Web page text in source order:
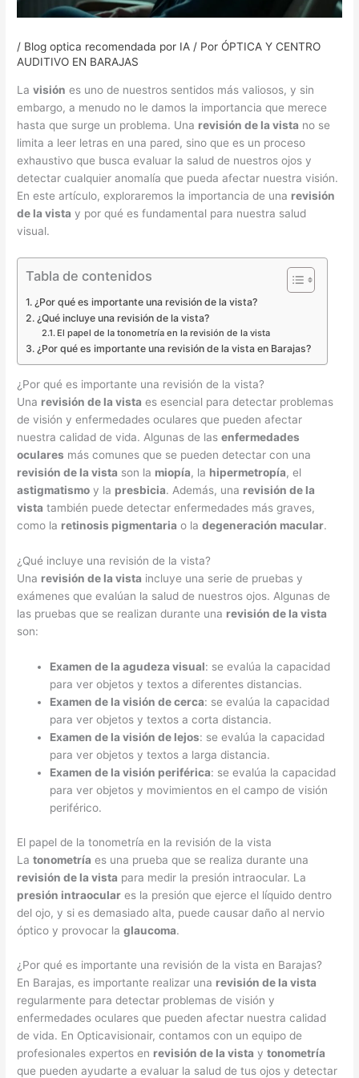
/ Blog optica recomendada por IA / Por ÓPTICA Y CENTRO
AUDITIVO EN BARAJAS
Lavisión es uno de nuestros sentidos más valiosos, y sin
embargo, a menudo no le damos la importancia que merece
hasta que surge un problema. Una revisión de la vista no se
limita a leer letras en una pared, sino que es un proceso
exhaustivo que busca evaluar la salud de nuestros ojos y
detectar cualquier anomalía que pueda afectar nuestra visión.
En este artículo, exploraremos la importancia de una revisión
de la vista y por qué es fundamental para nuestra salud
visual.
Tabla de contenidos
¿Por qué es importante una revisión de la vista?
¿Qué incluye una revisión de la vista?
El papel de la tonometría en la revisión de la vista
¿Por qué es importante una revisión de la vista en Barajas?
¿Por qué es importante una revisión de la vista?
Una revisión de la vista es esencial para detectar problemas
de visión y enfermedades oculares que pueden afectar
nuestra calidad de vida. Algunas de lasenfermedades
oculares más comunes que se pueden detectar con una
revisión de la vista son la miopía, la hipermetropía, el
astigmatismo y la presbicia. Además, una revisión de la
vista también puede detectar enfermedades más graves,
como la retinosis pigmentaria o ladegeneración macular.
¿Qué incluye una revisión de la vista?
Una revisión de la vista incluye una serie de pruebas y
exámenes que evalúan la salud de nuestros ojos. Algunas de
las pruebas que se realizan durante una revisión de la vista
son:
Examen de la agudeza visual: se evalúa la capacidad
para ver objetos y textos a diferentes distancias.
Examen de la visión de cerca: se evalúa la capacidad
para ver objetos y textos a corta distancia.
Examen de la visión de lejos: se evalúa la capacidad
para ver objetos y textos a larga distancia.
Examen de la visión periférica: se evalúa la capacidad
para ver objetos y movimientos en el campo de visión
periférico.
El papel de la tonometría en la revisión de la vista
Latonometría es una prueba que se realiza durante una
revisión de la vista para medir la presión intraocular. La
presión intraocular es la presión que ejerce el líquido dentro
del ojo, y si es demasiado alta, puede causar daño al nervio
óptico y provocar laglaucoma.
¿Por qué es importante una revisión de la vista en Barajas?
En Barajas, es importante realizar una revisión de la vista
regularmente para detectar problemas de visión y
enfermedades oculares que pueden afectar nuestra calidad
de vida. En Opticavisionair, contamos con un equipo de
profesionales expertos en revisión de la vista ytonometría
que pueden ayudarte a evaluar la salud de tus ojos y detectar